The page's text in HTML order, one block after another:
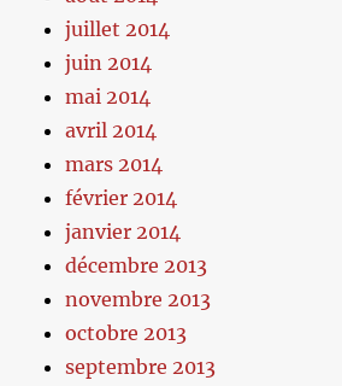
juillet 2014
juin 2014
mai 2014
avril 2014
mars 2014
février 2014
janvier 2014
décembre 2013
novembre 2013
octobre 2013
septembre 2013